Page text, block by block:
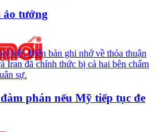
tưởng
kết, Biên bản ghi nhớ về thỏa thuận
Iran đã chính thức bị cả hai bên chấm
sự.
phán nếu Mỹ tiếp tục đe